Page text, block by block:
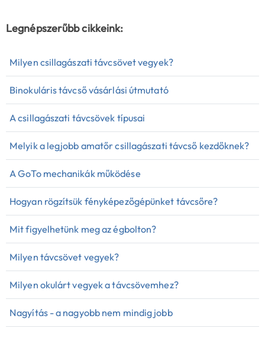
Legnépszerűbb cikkeink:
Milyen csillagászati távcsövet vegyek?
Binokuláris távcső vásárlási útmutató
A csillagászati távcsövek típusai
Melyik a legjobb amatőr csillagászati távcső kezdőknek?
A GoTo mechanikák működése
Hogyan rögzítsük fényképezőgépünket távcsőre?
Mit figyelhetünk meg az égbolton?
Milyen távcsövet vegyek?
Milyen okulárt vegyek a távcsövemhez?
Nagyítás - a nagyobb nem mindig jobb